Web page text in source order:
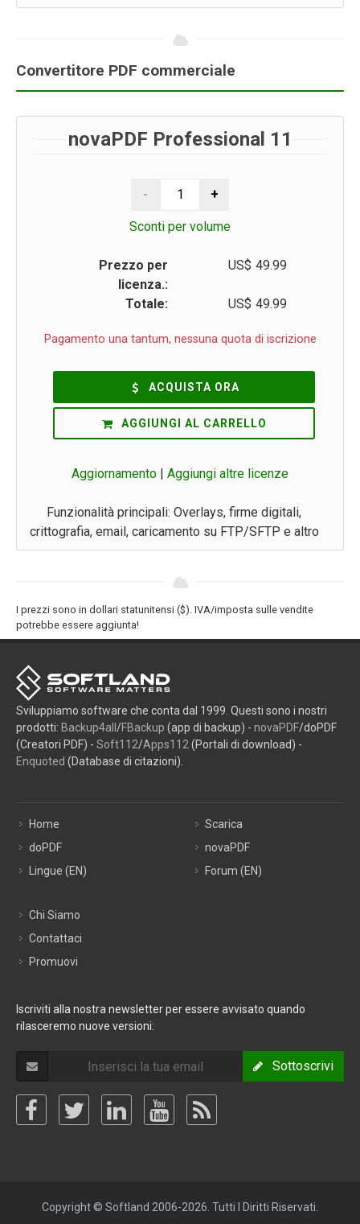
Convertitore PDF commerciale
novaPDF Professional 11
Sconti per volume
Prezzo per
licenza.:
US$ 49.99
Totale: US$ 49.99
Pagamento una tantum, nessuna quota di iscrizione
ACQUISTA ORA
AGGIUNGI AL CARRELLO
Aggiornamento | Aggiungi altre licenze
Funzionalità principali: Overlays, firme digitali,
crittografia, email, caricamento su FTP/SFTP e altro
I prezzi sono in dollari statunitensi ($). IVA/imposta sulle vendite
potrebbe essere aggiunta!
Sviluppiamo software che conta dal 1999. Questi sono i nostri
prodotti: Backup4all /FBackup (app di backup) - novaPDF/doPDF
(Creatori PDF) - Soft112/Apps112 (Portali di download) -
Enquoted (Database di citazioni).
Home
doPDF
Lingue (EN)
Scarica
novaPDF
Forum (EN)
Chi Siamo
Contattaci
Promuovi
Iscriviti alla nostra newsletter per essere avvisato quando
rilasceremo nuove versioni:
Sottoscrivi
Copyright © Softland 2006-2026. Tutti I Diritti Riservati.